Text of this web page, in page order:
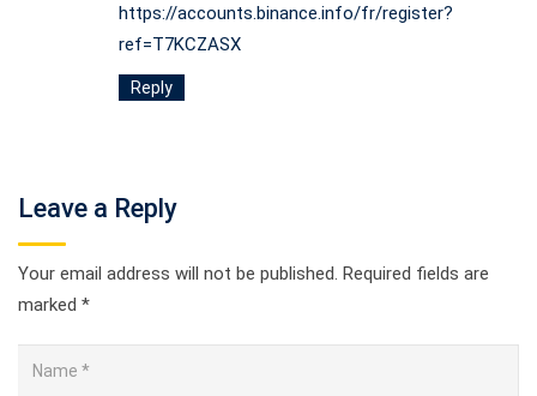
https://accounts.binance.info/fr/register?
ref=T7KCZASX
Reply
Leave a Reply
Your email address will not be published. Required fields are
marked *